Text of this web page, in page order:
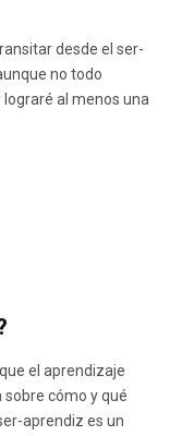
desde el ser-
no todo
al menos una
el aprendizaje
sobre cómo y qué
aprendiz es un